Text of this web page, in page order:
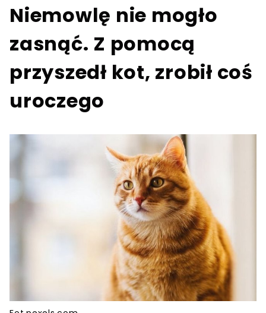
Niemowlę nie mogło
zasnąć. Z pomocą
przyszedł kot, zrobił coś
uroczego